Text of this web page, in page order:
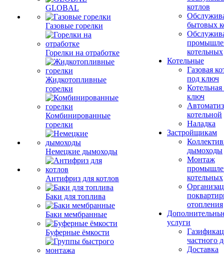
GLOBAL
Газовые горелки
Горелки на отработке
Жидкотопливные
горелки
Комбинированные
горелки
Немецкие дымоходы
Антифриз для котлов
Баки для топлива
Баки мембранные
Буферные ёмкости
котлов
бытовых
котельных
Котельные
Газовая
под ключ
ключ
котельной
Наладка
Застройщикам
дымоходы
Монтаж
котельных
отопления
услуги
частного
Доставка